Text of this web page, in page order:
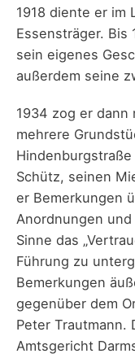
1918 diente er im
Essensträger.
sein eigenes
außerdem seine
1934 zog er dann
mehrere
Schütz, seinen
er Bemerkungen
Anordnungen
Sinne das
Führung zu
Bemerkungen
gegenüber dem
Peter Trautmann.
Amtsgericht